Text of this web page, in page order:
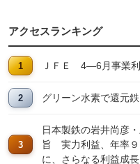
アクセスランキング
ＪＦＥ 4―6月事業
グリーン水素で還元
日本製鉄の岩井尚彦
旨 実力利益、年率
に、さらなる利益成